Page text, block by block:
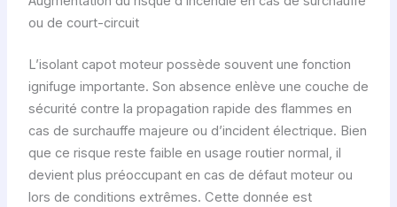
ou de court-circuit
L’isolant capot moteur possède souvent une fonction
ignifuge importante. Son absence enlève une couche de
sécurité contre la propagation rapide des flammes en
cas de surchauffe majeure ou d’incident électrique. Bien
que ce risque reste faible en usage routier normal, il
devient plus préoccupant en cas de défaut moteur ou
lors de conditions extrêmes. Cette donnée est